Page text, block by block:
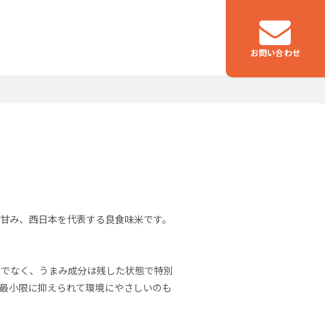
お問い合わせ
、西日本を代表する良食味米です。
なく、うまみ成分は残した状態で特別
小限に抑えられて環境にやさしいのも